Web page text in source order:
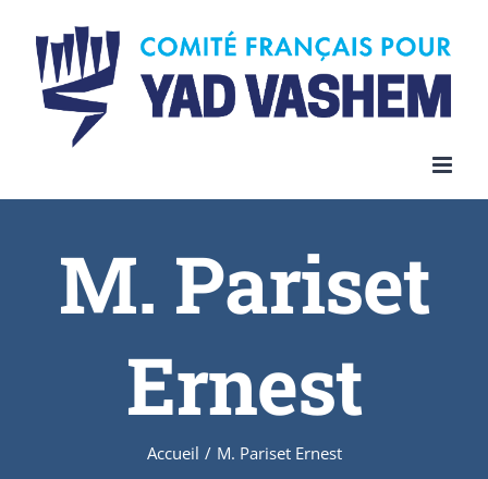
content
M. Pariset
Ernest
Accueil / M. Pariset Ernest